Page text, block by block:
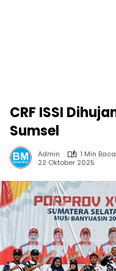
CRF ISSI
Sumsel
Admin
1 Min Baca
22 Oktober 2025